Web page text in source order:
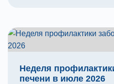
Неделя
печени в июле 2026